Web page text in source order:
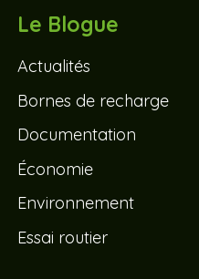
Le Blogue
Actualités
Bornes de recharge
Documentation
Économie
Environnement
Essai routier